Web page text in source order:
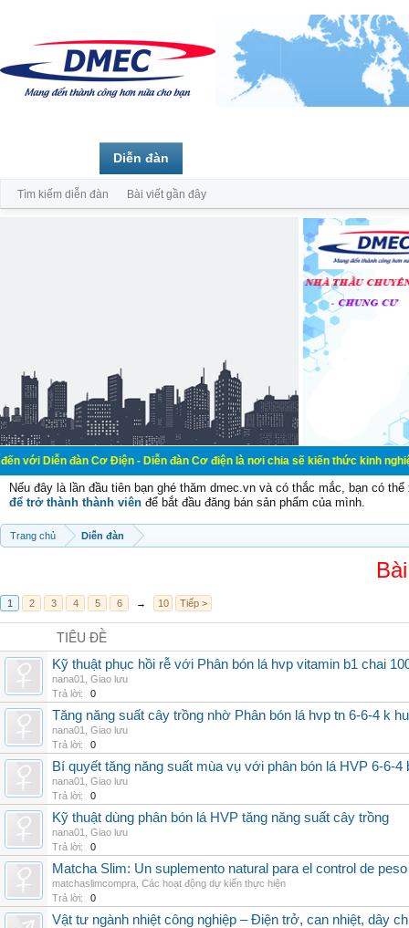
đàn Cơ Điện - Diễn đàn Cơ điện là nơi chia sẽ kiến thức kinh nghiệm
Nếu đây là lần đầu tiên bạn ghé thăm dmec.vn và có thắc mắc, bạn có
để trở thành thành viên để bắt đầu đăng bán sản phẩm của mình.
Trang chủ Diễn đàn
1 2 3 4 5 6 → 10 Tiếp >
TIÊU ĐỀ
Kỹ thuật phục hồi rễ với Phân bón lá hvp vitamin b1 chai
nana01
Giao lưu
Trả lời:
0
Tăng năng suất cây trồng nhờ Phân bón lá hvp tn 6-6-4 k
nana01
Giao lưu
Trả lời:
0
Bí quyết tăng năng suất mùa vụ với phân bón lá HVP 6-6-4
nana01
Giao lưu
Trả lời:
0
Kỹ thuật dùng phân bón lá HVP tăng năng suất cây trồng
nana01
Giao lưu
Trả lời:
0
Matcha Slim: Un suplemento natural para el control de peso
matchaslimcompra Các hoạt động dự kiến thực hiện
Trả lời:
0
Vật tư ngành nhiệt công nghiệp – Điện trở, can nhiệt, dây
Diễn đàn
Tìm kiếm diễn đàn Bài viết gần đây